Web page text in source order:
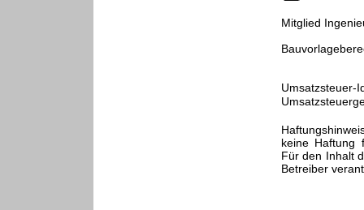
Mitglied
keine Haftung
Für den Inhalt
Betreiber